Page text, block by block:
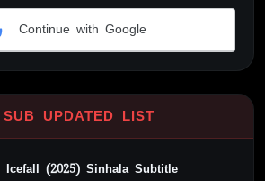
Continue with Google
SUB UPDATED LIST
Icefall (2025) Sinhala Subtitle